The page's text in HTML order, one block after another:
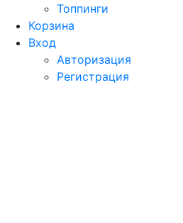
Топпинги
Корзина
Вход
Авторизация
Регистрация